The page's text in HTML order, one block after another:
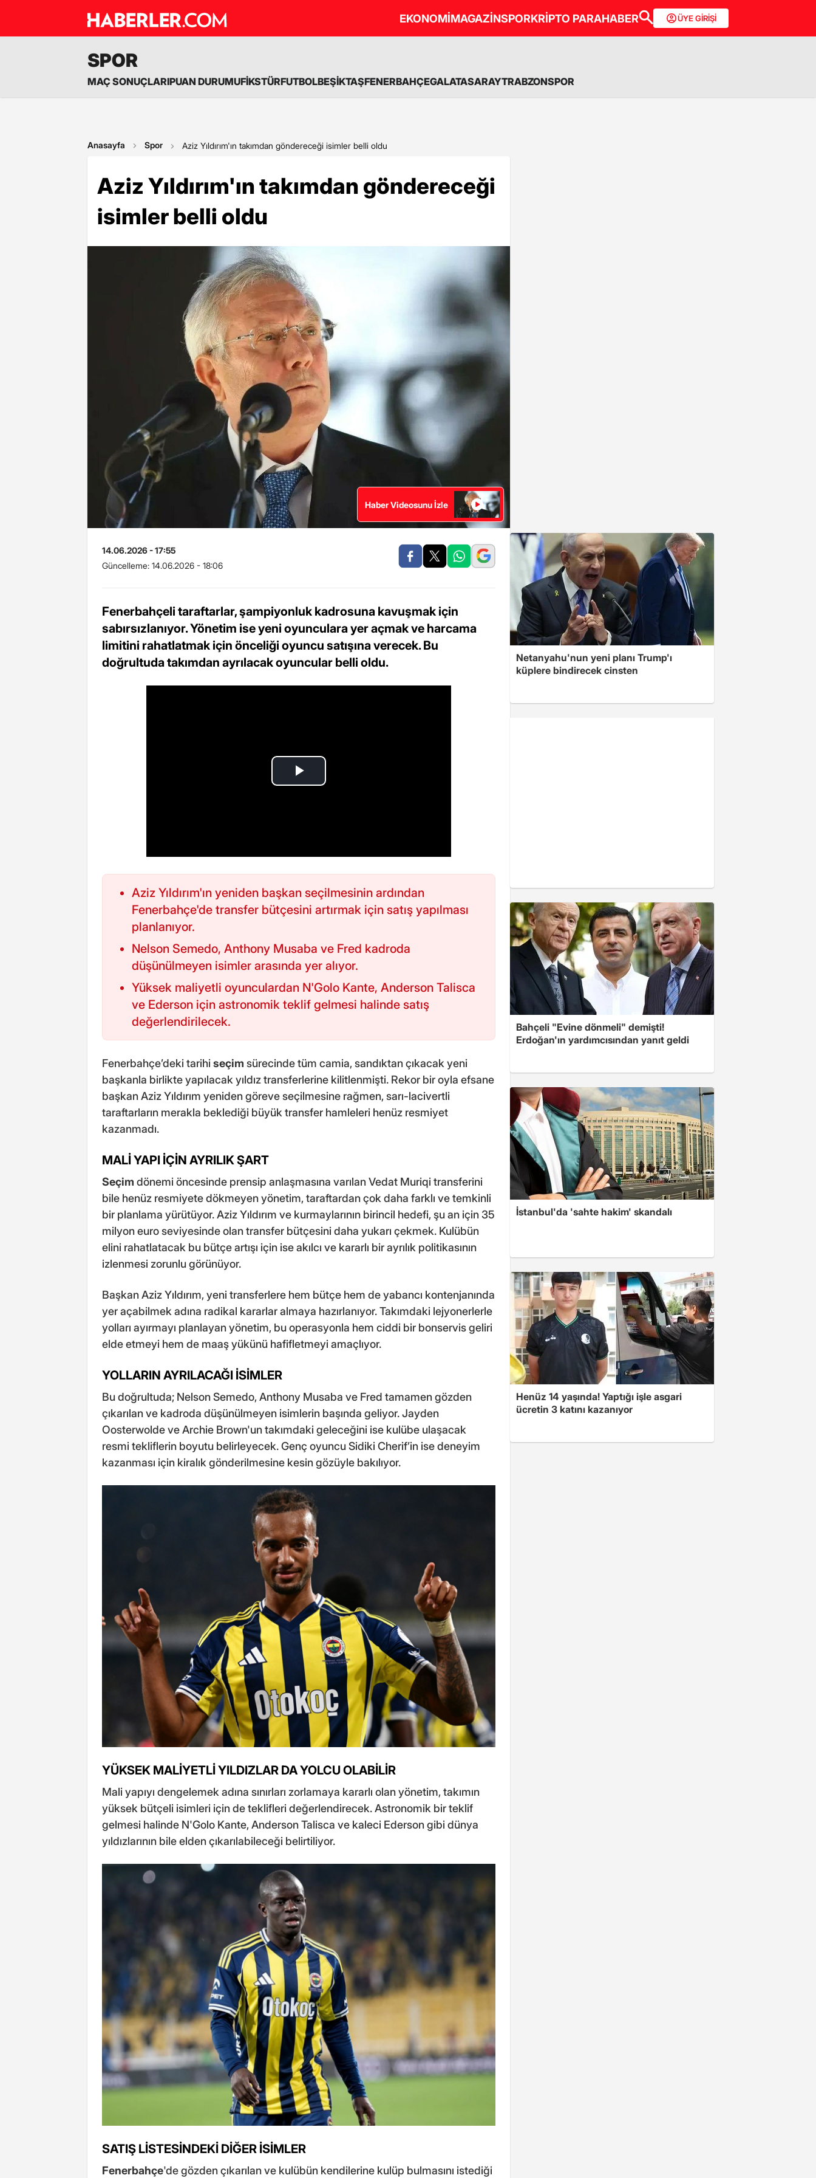
EKONOMİMAGAZİNSPORKRİPTO PARAHABER ÜYE GİRİŞİ
SPOR
MAÇ SONUÇLARIPUAN DURUMUFİKSTÜRFUTBOLBEŞİKTAŞFENERBAHÇEGALATASARAYTRABZONSPOR
Anasayfa Spor Aziz Yıldırım'ın takımdan göndereceği isimler belli oldu
Aziz Yıldırım'ın takımdan göndereceği
isimler belli oldu
Haber Videosunu İzle
14.06.2026 - 17:55
Güncelleme: 14.06.2026 - 18:06
Fenerbahçeli taraftarlar, şampiyonluk kadrosuna kavuşmak için
sabırsızlanıyor. Yönetim ise yeni oyunculara yer açmak ve harcama
limitini rahatlatmak için önceliği oyuncu satışına verecek. Bu
doğrultuda takımdan ayrılacak oyuncular belli oldu.
Aziz Yıldırım'ın yeniden başkan seçilmesinin ardından
Fenerbahçe'de transfer bütçesini artırmak için satış yapılması
planlanıyor.
Nelson Semedo, Anthony Musaba ve Fred kadroda
düşünülmeyen isimler arasında yer alıyor.
Yüksek maliyetli oyunculardan N'Golo Kante, Anderson Talisca
ve Ederson için astronomik teklif gelmesi halinde satış
değerlendirilecek.
Fenerbahçe’deki tarihiseçim sürecinde tüm camia, sandıktan çıkacak yeni
başkanla birlikte yapılacak yıldız transferlerine kilitlenmişti. Rekor bir oyla efsane
başkan Aziz Yıldırım yeniden göreve seçilmesine rağmen, sarı-lacivertli
taraftarların merakla beklediği büyük transfer hamleleri henüz resmiyet
kazanmadı.
MALİ YAPI İÇİN AYRILIK ŞART
Seçim dönemi öncesinde prensip anlaşmasına varılan Vedat Muriqi transferini
bile henüz resmiyete dökmeyen yönetim, taraftardan çok daha farklı ve temkinli
bir planlama yürütüyor. Aziz Yıldırım ve kurmaylarının birincil hedefi, şu an için 35
milyon euro seviyesinde olan transfer bütçesini daha yukarı çekmek. Kulübün
elini rahatlatacak bu bütçe artışı için ise akılcı ve kararlı bir ayrılık politikasının
izlenmesi zorunlu görünüyor.
Başkan Aziz Yıldırım, yeni transferlere hem bütçe hem de yabancı kontenjanında
yer açabilmek adına radikal kararlar almaya hazırlanıyor. Takımdaki lejyonerlerle
yolları ayırmayı planlayan yönetim, bu operasyonla hem ciddi bir bonservis geliri
elde etmeyi hem de maaş yükünü hafifletmeyi amaçlıyor.
YOLLARIN AYRILACAĞI İSİMLER
Bu doğrultuda; Nelson Semedo, Anthony Musaba ve Fred tamamen gözden
çıkarılan ve kadroda düşünülmeyen isimlerin başında geliyor. Jayden
Oosterwolde ve Archie Brown'un takımdaki geleceğini ise kulübe ulaşacak
resmi tekliflerin boyutu belirleyecek. Genç oyuncu Sidiki Cherif’in ise deneyim
kazanması için kiralık gönderilmesine kesin gözüyle bakılıyor.
YÜKSEK MALİYETLİ YILDIZLAR DA YOLCU OLABİLİR
Mali yapıyı dengelemek adına sınırları zorlamaya kararlı olan yönetim, takımın
yüksek bütçeli isimleri için de teklifleri değerlendirecek. Astronomik bir teklif
gelmesi halinde N'Golo Kante, Anderson Talisca ve kaleci Ederson gibi dünya
yıldızlarının bile elden çıkarılabileceği belirtiliyor.
SATIŞ LİSTESİNDEKİ DİĞER İSİMLER
Fenerbahçe'de gözden çıkarılan ve kulübün kendilerine kulüp bulmasını istediği
Netanyahu'nun yeni planı Trump'ı
küplere bindirecek cinsten
Bahçeli "Evine dönmeli" demişti!
Erdoğan'ın yardımcısından yanıt geldi
İstanbul'da 'sahte hakim' skandalı
Henüz 14 yaşında! Yaptığı işle asgari
ücretin 3 katını kazanıyor